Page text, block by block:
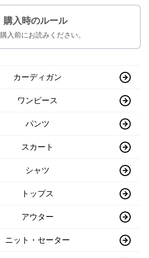
購入時のルール
入前にお読みください。
カーディガン
ワンピース
パンツ
スカート
シャツ
トップス
アウター
ニット・セーター